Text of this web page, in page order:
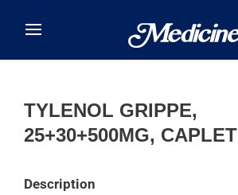
TYLENOL GRIPPE,
25+30+500MG, CAPLET
Description